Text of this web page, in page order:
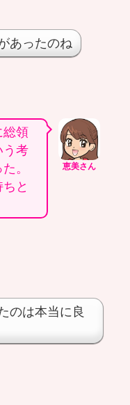
あったのね
恵美さん
総領
う考
。
と
のは本当に良